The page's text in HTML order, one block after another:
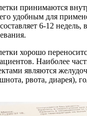
принимаются
его удобным для
6-12 недель,
хорошо
Наиболее
являются
рвота, диарея),